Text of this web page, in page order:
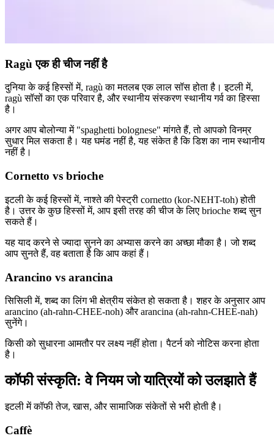
Ragù एक ही चीज नहीं है
दुनिया के कई हिस्सों में, ragù का मतलब एक लाल सॉस होता है। इटली में,
ragù सॉसों का एक परिवार है, और स्थानीय संस्करण स्थानीय गर्व का हिस्सा
है।
अगर आप बोलोन्या में "spaghetti bolognese" मांगते हैं, तो आपको विनम्र
सुधार मिल सकता है। यह घमंड नहीं है, यह संकेत है कि डिश का नाम स्थानीय
नहीं है।
Cornetto vs brioche
इटली के कई हिस्सों में, नाश्ते की पेस्ट्री cornetto (kor-NEHT-toh) होती
है। उत्तर के कुछ हिस्सों में, आप इसी तरह की चीज के लिए brioche शब्द सुन
सकते हैं।
यह याद करने से ज्यादा सुनने का अभ्यास करने का अच्छा मौका है। जो शब्द
आप सुनते हैं, वह बताता है कि आप कहां हैं।
Arancino vs arancina
सिसिली में, शब्द का लिंग भी क्षेत्रीय संकेत हो सकता है। शहर के अनुसार आप
arancino (ah-rahn-CHEE-noh) और arancina (ah-rahn-CHEE-nah)
सुनेंगे।
किसी को सुधारना आमतौर पर लक्ष्य नहीं होता। पैटर्न को नोटिस करना होता
है।
कॉफी संस्कृति: वे नियम जो यात्रियों को उलझाते हैं
इटली में कॉफी तेज, खास, और सामाजिक संकेतों से भरी होती है।
Caffè